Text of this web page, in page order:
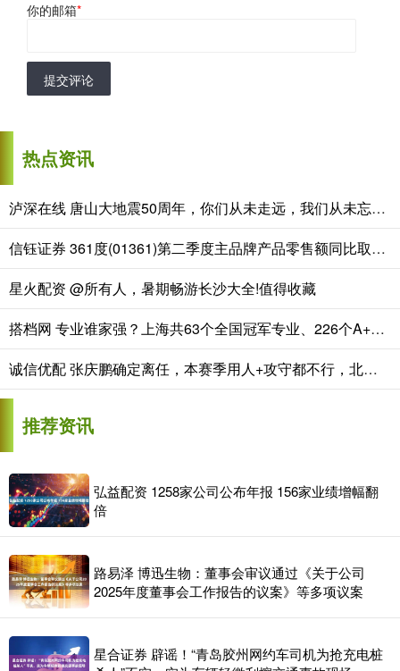
你的邮箱*
提交评论
热点资讯
泸深在线 唐山大地震50周年，你们从未走远，我们从未忘记！
信钰证券 361度(01361)第二季度主品牌产品零售额同比取得中高单位数的正增长
星火配资 @所有人，暑期畅游长沙大全!值得收藏
搭档网 专业谁家强？上海共63个全国冠军专业、226个A+专业，交大复旦各拔头筹
诚信优配 张庆鹏确定离任，本赛季用人+攻守都不行，北控天亮了？
推荐资讯
弘益配资 1258家公司公布年报 156家业绩增幅翻
倍
路易泽 博迅生物：董事会审议通过《关于公司
2025年度董事会工作报告的议案》等多项议案
星合证券 辟谣！“青岛胶州网约车司机为抢充电桩